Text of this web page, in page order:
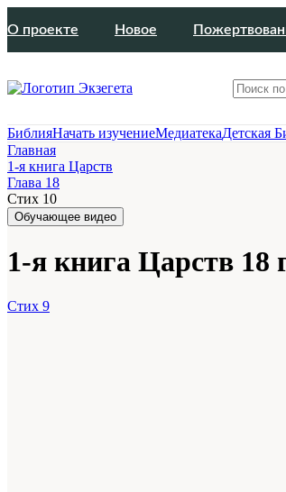
О проекте Новое
БиблияНачать изучениеМедиатекаДетская
Главная
1-я книга Царств
Глава 18
Стих 10
Обучающее видео
1-я книга Царств 18
Стих 9